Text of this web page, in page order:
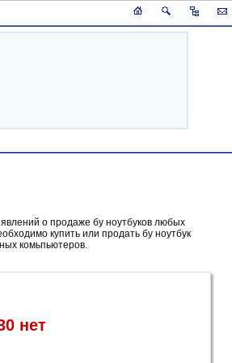
о продаже бу ноутбуков любых
купить или продать бу ноутбук
комьпьютеров.
нет